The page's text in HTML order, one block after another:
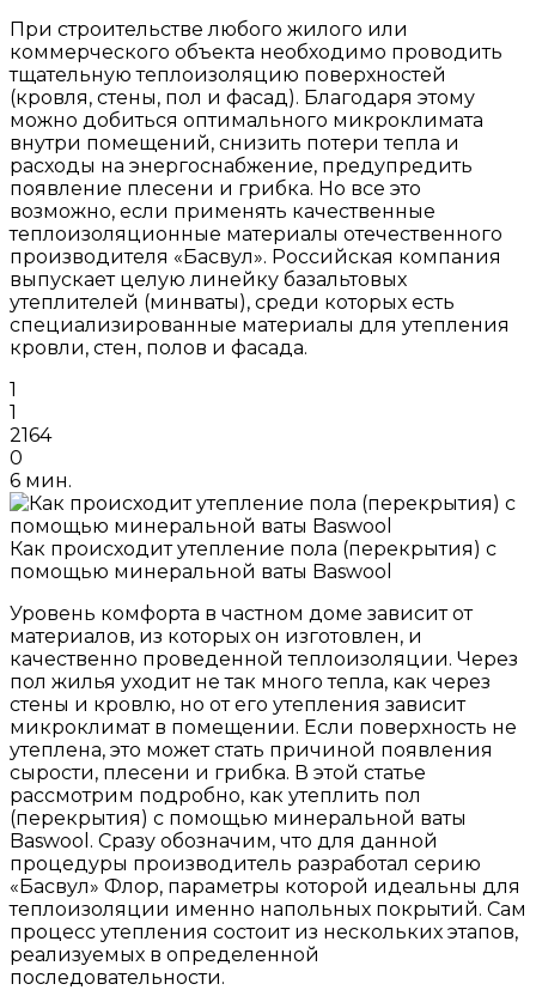
При строительстве любого жилого или
коммерческого объекта необходимо проводить
тщательную теплоизоляцию поверхностей
(кровля, стены, пол и фасад). Благодаря этому
можно добиться оптимального микроклимата
внутри помещений, снизить потери тепла и
расходы на энергоснабжение, предупредить
появление плесени и грибка. Но все это
возможно, если применять качественные
теплоизоляционные материалы отечественного
производителя «Басвул». Российская компания
выпускает целую линейку базальтовых
утеплителей (минваты), среди которых есть
специализированные материалы для утепления
кровли, стен, полов и фасада.
1
1
2164
0
6 мин.
Как происходит утепление пола (перекрытия) с
помощью минеральной ваты Baswool
Уровень комфорта в частном доме зависит от
материалов, из которых он изготовлен, и
качественно проведенной теплоизоляции. Через
пол жилья уходит не так много тепла, как через
стены и кровлю, но от его утепления зависит
микроклимат в помещении. Если поверхность не
утеплена, это может стать причиной появления
сырости, плесени и грибка. В этой статье
рассмотрим подробно, как утеплить пол
(перекрытия) с помощью минеральной ваты
Baswool. Сразу обозначим, что для данной
процедуры производитель разработал серию
«Басвул» Флор, параметры которой идеальны для
теплоизоляции именно напольных покрытий. Сам
процесс утепления состоит из нескольких этапов,
реализуемых в определенной
последовательности.